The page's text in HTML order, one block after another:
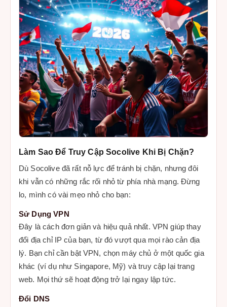
Làm Sao Để Truy Cập Socolive Khi Bị Chặn?
Dù Socolive đã rất nỗ lực để tránh bị chặn, nhưng đôi
khi vẫn có những rắc rối nhỏ từ phía nhà mạng. Đừng
lo, mình có vài mẹo nhỏ cho bạn:
Sử Dụng VPN
Đây là cách đơn giản và hiệu quả nhất. VPN giúp thay
đổi địa chỉ IP của bạn, từ đó vượt qua mọi rào cản địa
lý. Bạn chỉ cần bật VPN, chọn máy chủ ở một quốc gia
khác (ví dụ như Singapore, Mỹ) và truy cập lại trang
web. Mọi thứ sẽ hoạt động trở lại ngay lập tức.
Đổi DNS